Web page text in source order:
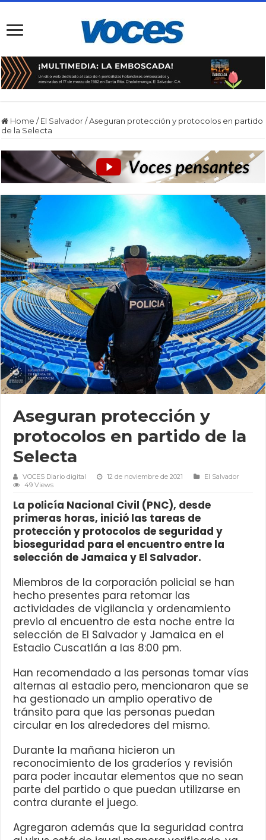
Home / El Salvador /Aseguran protección y protocolos en partido
de la Selecta
Aseguran protección y
protocolos en partido de la
Selecta
VOCES Diario digital 12 de noviembre de 2021
El Salvador
49 Views
La policía Nacional Civil (PNC), desde
primeras horas, inició las tareas de
protección y protocolos de seguridad y
bioseguridad para el encuentro entre la
selección de Jamaica y El Salvador.
Miembros de la corporación policial se han
hecho presentes para retomar las
actividades de vigilancia y ordenamiento
previo al encuentro de esta noche entre la
selección de El Salvador y Jamaica en el
Estadio Cuscatlán a las 8:00 pm.
Han recomendado a las personas tomar vías
alternas al estadio pero, mencionaron que se
ha gestionado un amplio operativo de
tránsito para que las personas puedan
circular en los alrededores del mismo.
Durante la mañana hicieron un
reconocimiento de los graderíos y revisión
para poder incautar elementos que no sean
parte del partido o que puedan utilizarse en
contra durante el juego.
Agregaron además que la seguridad contra